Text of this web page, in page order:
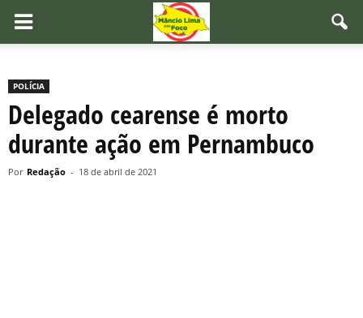
POLÍCIA
Delegado cearense é morto
durante ação em Pernambuco
Por Redação - 18 de abril de 2021